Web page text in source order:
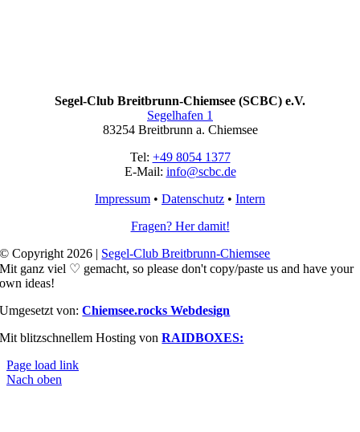
Segel-Club Breitbrunn-Chiemsee (SCBC) e.V.
Segelhafen 1
83254 Breitbrunn a. Chiemsee
Tel: +49 8054 1377
E-Mail: info@scbc.de
Impressum • Datenschutz • Intern
Fragen? Her damit!
© Copyright 2026 | Segel-Club Breitbrunn-Chiemsee
Mit ganz viel ♡ gemacht, so please don't copy/paste us and have your
own ideas!
Umgesetzt von:Chiemsee.rocks Webdesign
Mit blitzschnellem Hosting vonRAIDBOXES:
Page load link
Nach oben